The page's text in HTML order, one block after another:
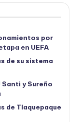
por
en UEFA
de su sistema
y Sureño
de Tlaquepaque